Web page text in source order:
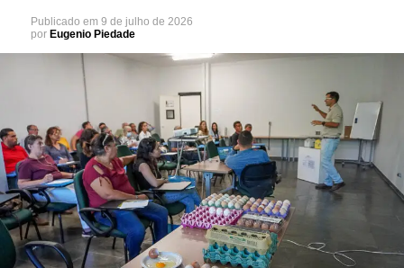
Publicado em 9 de julho de 2026
por Eugenio Piedade